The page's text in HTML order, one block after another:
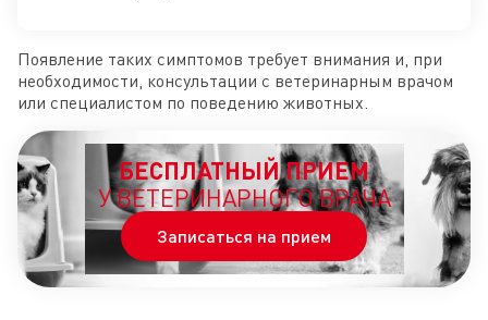
Появление таких симптомов требует внимания и, при
необходимости, консультации с ветеринарным врачом
или специалистом по поведению животных.
БЕСПЛАТНЫЙ ПРИЕМ
У ВЕТЕРИНАРНОГО ВРАЧА
Записаться на прием